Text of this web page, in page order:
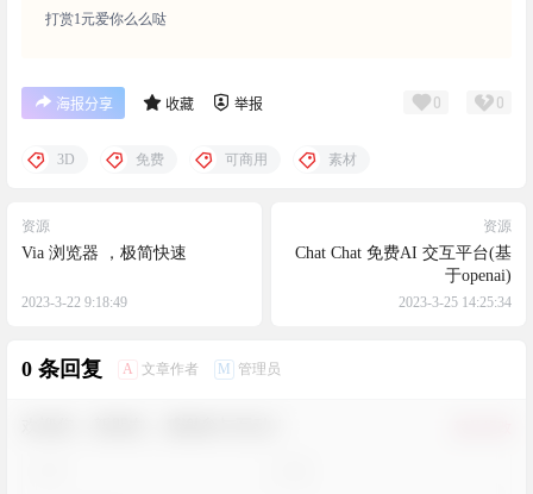
打赏1元爱你么么哒
海报分享 收藏 举报 0 0
3D 免费 可商用 素材
资源
Via 浏览器 ，极简快速
2023-3-22 9:18:49
资源
Chat Chat 免费AI 交互平台(基
于openai)
2023-3-25 14:25:34
0 条回复 A 文章作者 M 管理员